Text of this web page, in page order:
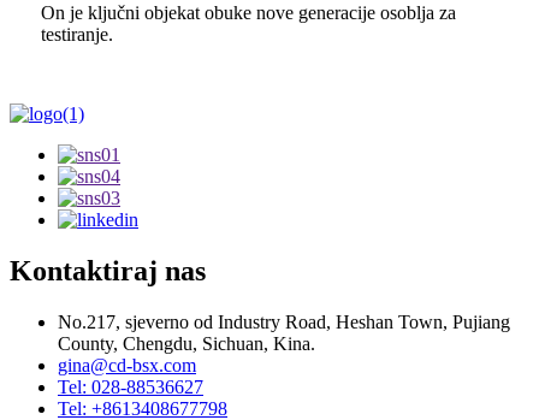
On je ključni objekat obuke nove generacije osoblja za
testiranje.
Kontaktiraj nas
No.217, sjeverno od Industry Road, Heshan Town, Pujiang
County, Chengdu, Sichuan, Kina.
gina@cd-bsx.com
Tel: 028-88536627
Tel: +8613408677798